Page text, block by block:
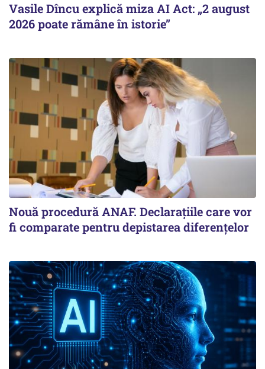
Vasile Dîncu explică miza AI Act: „2 august
2026 poate rămâne în istorie”
Nouă procedură ANAF. Declarațiile care vor
fi comparate pentru depistarea diferențelor